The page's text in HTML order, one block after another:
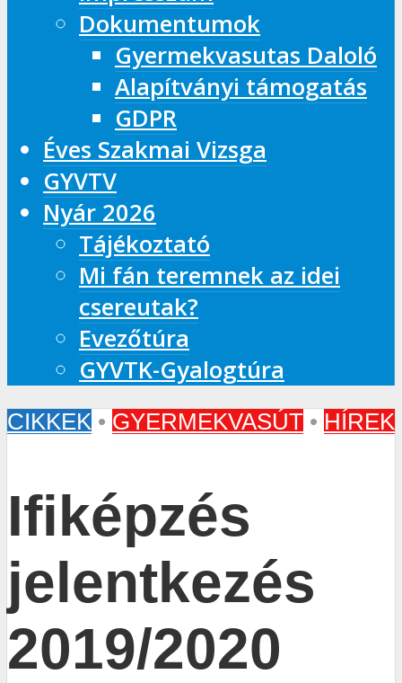
Dokumentumok
Gyermekvasutas Daloló
Alapítványi támogatás
GDPR
Éves Szakmai Vizsga
GYVTV
Nyár 2026
Tájékoztató
Mi fán teremnek az idei
csereutak?
Evezőtúra
GYVTK-Gyalogtúra
CIKKEK • GYERMEKVASÚT • HÍREK
Ifiképzés
jelentkezés
2019/2020